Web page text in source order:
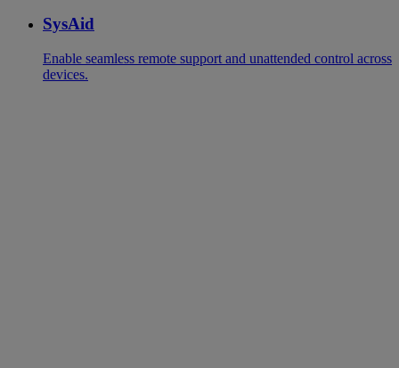
SysAid
Enable seamless remote support and unattended control across
devices.